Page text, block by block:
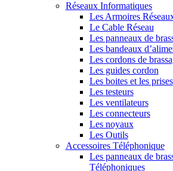
Réseaux Informatiques
Les Armoires
Le Cable Réseau
Les panneaux de
Les bandeaux
Les cordons de
Les guides cordon
Les boites et les prises
Les testeurs
Les ventilateurs
Les connecteurs
Les noyaux
Les Outils
Accessoires Téléphonique
Les panneaux de
Téléphoniques